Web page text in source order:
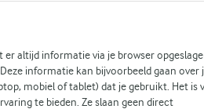
Ontdek geweldige nieuwe
het hele gezin van kan
altijd informatie via je browser
informatie kan bijvoorbeeld gaan over
mobiel of tablet) dat je gebruikt. Het is
te bieden. Ze slaan geen direct